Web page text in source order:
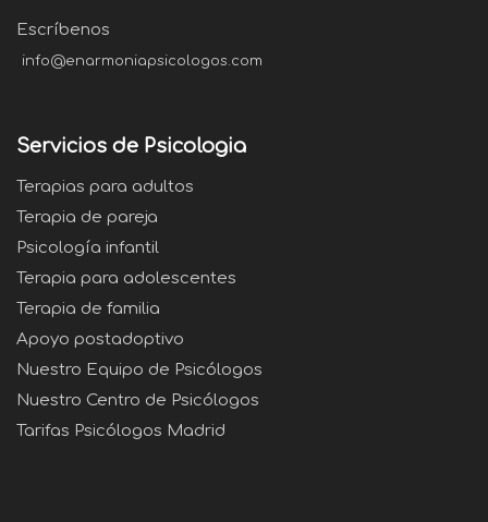
Escríbenos
info@enarmoniapsicologos.com
Servicios de Psicologia
Terapias para adultos
Terapia de pareja
Psicología infantil
Terapia para adolescentes
Terapia de familia
Apoyo postadoptivo
Nuestro Equipo de Psicólogos
Nuestro Centro de Psicólogos
Tarifas Psicólogos Madrid